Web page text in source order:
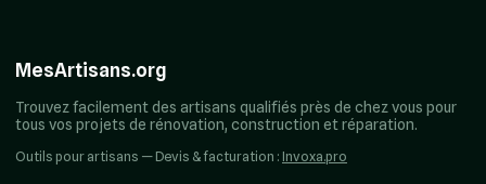
MesArtisans.org
Trouvez facilement des artisans qualifiés près de chez vous pour
tous vos projets de rénovation, construction et réparation.
Outils pour artisans — Devis & facturation : Invoxa.pro